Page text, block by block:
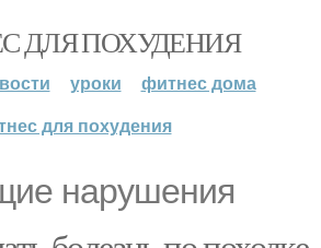
ДЛЯ ПОХУДЕНИЯ
уроки
фитнес дома
для похудения
нарушения